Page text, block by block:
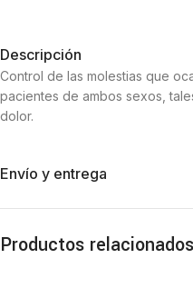
Descripción
Control de las molestias que
pacientes de ambos sexos,
dolor.
Envío y entrega
Productos relacionados